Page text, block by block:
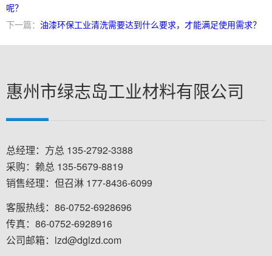
呢？
下一篇： 油漆环保工业清洗需要达到什么要求，才能满足使用需求？
惠州市绿志岛工业材料有限公司
总经理：方总 135-2792-3388
采购：赖总 135-5679-8819
销售经理：但召淋 177-8436-6099
客服热线：86-0752-6928696
传真：86-0752-6928916
公司邮箱：lzd@dglzd.com